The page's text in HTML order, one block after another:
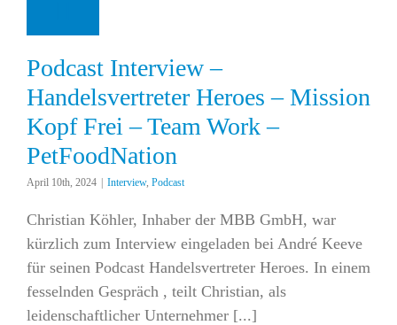
Podcast Interview –
Handelsvertreter Heroes – Mission
Kopf Frei – Team Work –
PetFoodNation
April 10th, 2024 Interview, Podcast
Christian Köhler, Inhaber der MBB GmbH, war
kürzlich zum Interview eingeladen bei André Keeve
für seinen Podcast Handelsvertreter Heroes. In einem
fesselnden Gespräch , teilt Christian, als
leidenschaftlicher Unternehmer [...]